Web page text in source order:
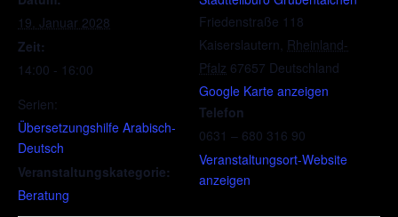
19. Januar 2028
Zeit:
14:00 - 16:00
Serien:
Übersetzungshilfe Arabisch-
Deutsch
Veranstaltungskategorie:
Beratung
Friedenstraße 118
Kaiserslautern, Rheinland-
Pfalz 67657 Deutschland
Google Karte anzeigen
Telefon
0631 – 680 316 90
Veranstaltungsort-Website
anzeigen